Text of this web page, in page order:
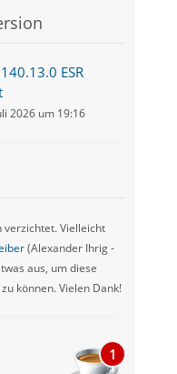
ESR
2026 um 19:16
verzichtet. Vielleicht
(Alexander Ihrig -
aus, um diese
können. Vielen Dank!
1